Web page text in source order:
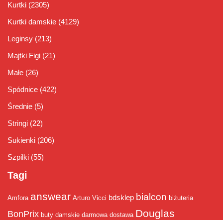
Kurtki (2305)
Kurtki damskie (4129)
Leginsy (213)
Majtki Figi (21)
Małe (26)
Spódnice (422)
Średnie (5)
Stringi (22)
Sukienki (206)
Szpilki (55)
Tagi
Amfora answear Arturo Vicci bdsklep bialcon biżuteria
BonPrix buty damskie darmowa dostawa Douglas